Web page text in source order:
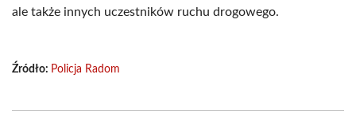
ale także innych uczestników ruchu drogowego.
Źródło: Policja Radom